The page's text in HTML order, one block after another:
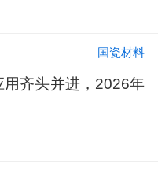
国瓷材料
齐头并进，2026年